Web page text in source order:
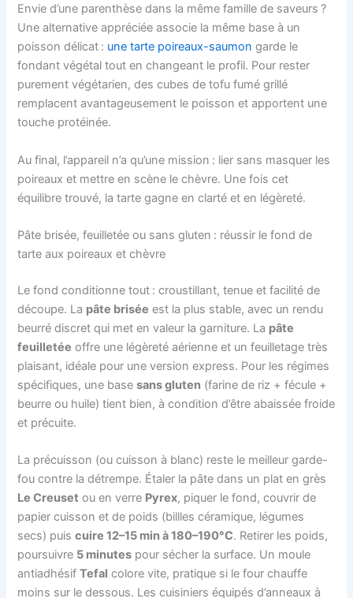
Envie d’une parenthèse dans la même famille de saveurs ?
Une alternative appréciée associe la même base à un
poisson délicat : une tarte poireaux-saumon garde le
fondant végétal tout en changeant le profil. Pour rester
purement végétarien, des cubes de tofu fumé grillé
remplacent avantageusement le poisson et apportent une
touche protéinée.
Au final, l’appareil n’a qu’une mission : lier sans masquer les
poireaux et mettre en scène le chèvre. Une fois cet
équilibre trouvé, la tarte gagne en clarté et en légèreté.
Pâte brisée, feuilletée ou sans gluten : réussir le fond de
tarte aux poireaux et chèvre
Le fond conditionne tout : croustillant, tenue et facilité de
découpe. La pâte brisée est la plus stable, avec un rendu
beurré discret qui met en valeur la garniture. La pâte
feuilletée offre une légèreté aérienne et un feuilletage très
plaisant, idéale pour une version express. Pour les régimes
spécifiques, une basesans gluten (farine de riz + fécule +
beurre ou huile) tient bien, à condition d’être abaissée froide
et précuite.
La précuisson (ou cuisson à blanc) reste le meilleur garde-
fou contre la détrempe. Étaler la pâte dans un plat en grès
Le Creuset ou en verre Pyrex, piquer le fond, couvrir de
papier cuisson et de poids (billles céramique, légumes
secs) puiscuire 12–15 min à 180–190°C. Retirer les poids,
poursuivre 5 minutes pour sécher la surface. Un moule
antiadhésifTefal colore vite, pratique si le four chauffe
moins sur le dessous. Les cuisiniers équipés d’anneaux à